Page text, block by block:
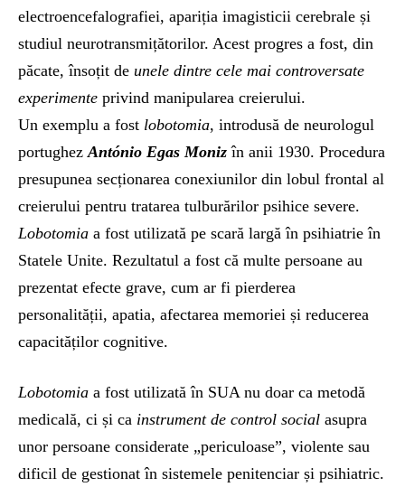
electroencefalografiei, apariția imagisticii cerebrale și
studiul neurotransmițătorilor. Acest progres a fost, din
păcate, însoțit de unele dintre cele mai controversate
experimente privind manipularea creierului.
Un exemplu a fost lobotomia, introdusă de neurologul
portughezAntónio Egas Moniz în anii 1930. Procedura
presupunea secționarea conexiunilor din lobul frontal al
creierului pentru tratarea tulburărilor psihice severe.
Lobotomia a fost utilizată pe scară largă în psihiatrie în
Statele Unite. Rezultatul a fost că multe persoane au
prezentat efecte grave, cum ar fi pierderea
personalității, apatia, afectarea memoriei și reducerea
capacităților cognitive.
Lobotomia a fost utilizată în SUA nu doar ca metodă
medicală, ci și ca instrument de control social asupra
unor persoane considerate „periculoase”, violente sau
dificil de gestionat în sistemele penitenciar și psihiatric.